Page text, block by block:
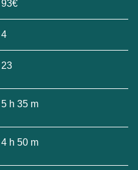
93€
4
23
5 h 35 m
4 h 50 m